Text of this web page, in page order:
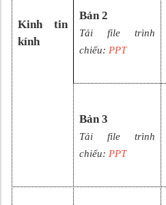
Kinh tin
kính
Bản 2
Tải file trình
chiếu: PPT
Bản 3
Tải file trình
chiếu: PPT